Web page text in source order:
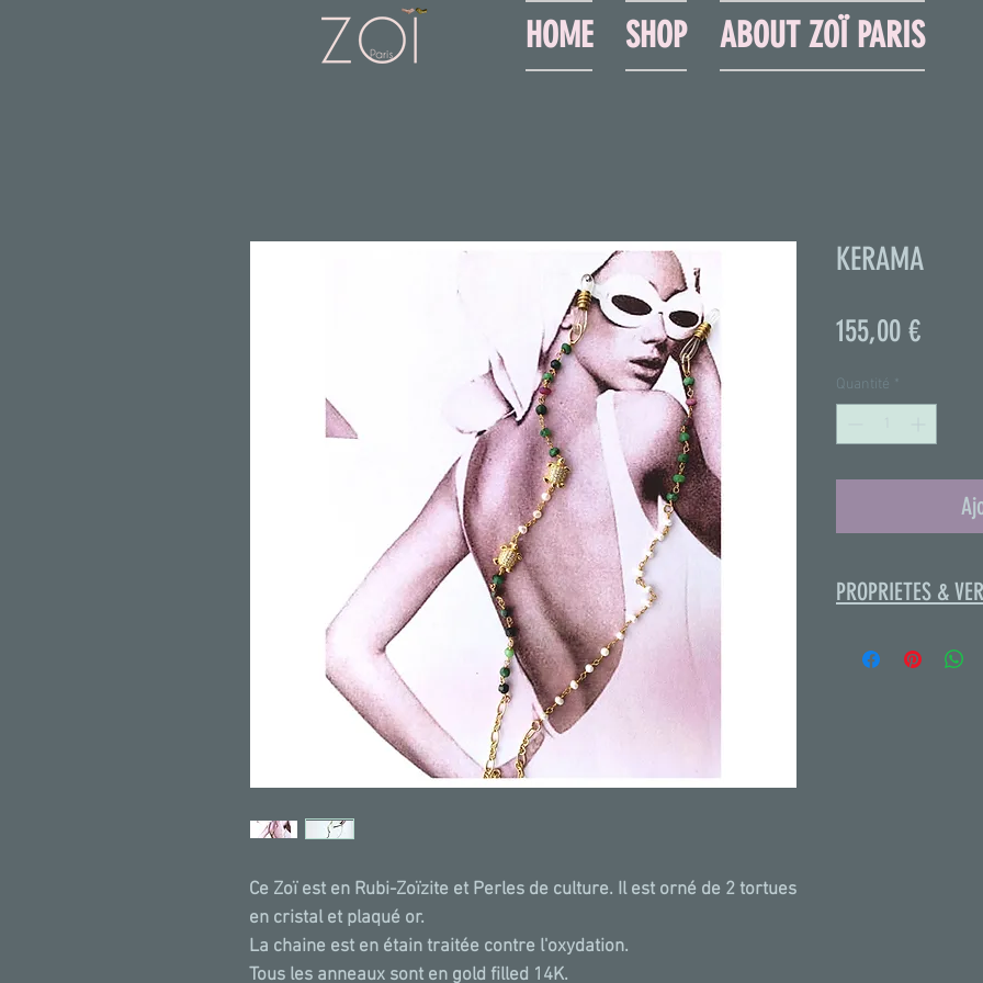
HOME SHOP ABOUT ZOÏ PARIS
Ce Zoï est en Rubi-Zoïzite et Perles de culture. Il est orné de 2 tortues
en cristal et plaqué or.
La chaine est en étain traitée contre l'oxydation.
Tous les anneaux sont en gold filled 14K.
KERAMA
155,00 €Prix
Quantité *
PROPRIETES &
sentiments, et de